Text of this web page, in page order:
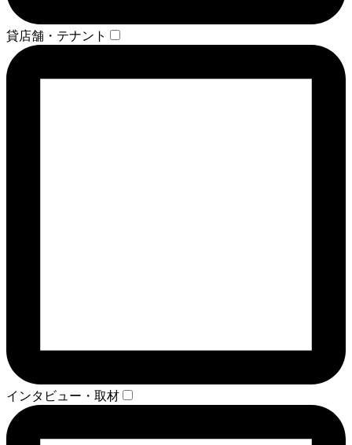
貸店舗・テナント
インタビュー・取材